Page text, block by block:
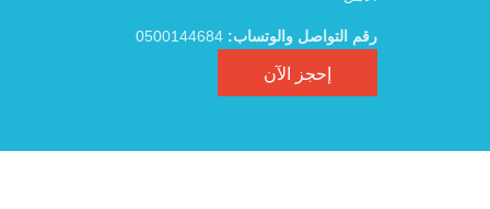
رقم التواصل والوتساب: 0500144684
إحجز الآن